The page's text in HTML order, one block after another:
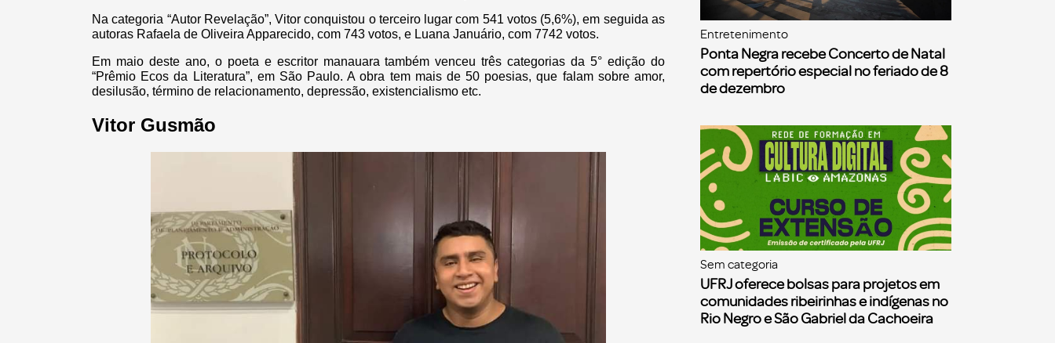
Na categoria “Autor Revelação”, Vitor conquistou o terceiro lugar com 541 votos (5,6%), em seguida as
autoras Rafaela de Oliveira Apparecido, com 743 votos, e Luana Januário, com 7742 votos.
Em maio deste ano, o poeta e escritor manauara também venceu três categorias da 5° edição do
“Prêmio Ecos da Literatura”, em São Paulo. A obra tem mais de 50 poesias, que falam sobre amor,
desilusão, término de relacionamento, depressão, existencialismo etc.
Vitor Gusmão
Entretenimento
Ponta Negra recebe Concerto de Natal
com repertório especial no feriado de 8
de dezembro
Sem categoria
UFRJ oferece bolsas para projetos em
comunidades ribeirinhas e indígenas no
Rio Negro e São Gabriel da Cachoeira